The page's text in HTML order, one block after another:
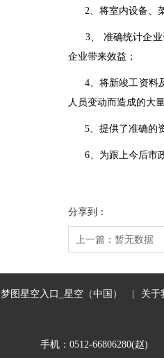
2、将室内设备、架
3、 准确统计企业
企业带来效益；
4、将新竣工资料及
人员变动而造成的大
5、提供了准确的资
6、为跟上今后市政
分享到：
上一篇： 暂无数据
梦图星空入口_星空（中国） 关于
手机：0512-66806280(赵)